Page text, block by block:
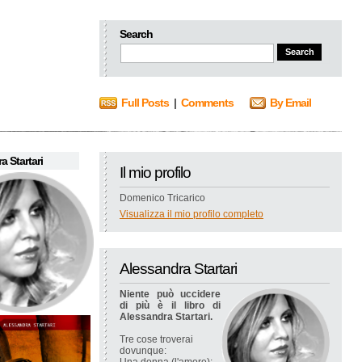
Search
Full Posts| Comments By Email
Startari
Il mio profilo
Domenico Tricarico
Visualizza il mio profilo completo
Alessandra Startari
Niente può uccidere
di più è il libro di
Alessandra Startari.
Tre cose troverai
dovunque: